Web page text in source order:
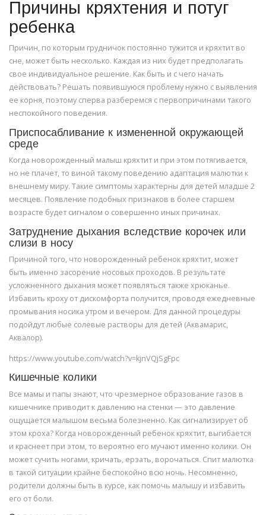
Причины кряхтения и потуг
ребенка
Причин, по которым грудничок постоянно тужится и кряхтит во
сне, может быть несколько. Каждая из них будет предполагать
свое индивидуальное решение. Как быть и с чего начать
действовать? Решать появившуюся проблему нужно с выявления
ее корня, поэтому сперва разберемся с первопричинами такого
неспокойного поведения.
Приспосабливание к измененной окружающей
среде
Когда новорожденный малыш кряхтит и при этом потягивается,
но не плачет, то виной такому поведению адаптация малютки к
внешнему миру. Такие симптомы характерны для детей младше 2
месяцев. Появление подобных признаков в более старшем
возрасте будет сигналом о совершенно иных причинах.
Затруднение дыхания вследствие корочек или
слизи в носу
Причиной того, что новорожденный ребенок кряхтит, может
быть именно засорение носовых проходов. В результате
усложненного дыхания может появляться также хрюканье.
Избавить кроху от дискомфорта получится, проводя ежедневные
промывания носика утром и вечером. Для данной процедуры
подойдут любые солевые растворы для детей (Аквамарис,
Аквалор).
https://www.youtube.com/watch?v=kjnVQjSgFpc
Кишечные колики
Все мамы и папы знают, что чрезмерное образование газов в
кишечнике приводит к давлению на стенки — это давление
ощущается малышом весьма болезненно. Как сигнализирует об
этом кроха? Когда новорожденный ребенок кряхтит, выгибается
и краснеет при этом, то вероятно его мучают именно колики. Он
может сучить ногами, кричать, ерзать, ворочаться. Спит малютка
в такой ситуации крайне беспокойно всю ночь. Несомненно,
родители должны быть в курсе, как помочь малышу и избавить
его от боли.